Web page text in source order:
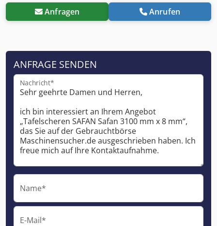
Anfragen Anrufen
ANFRAGE SENDEN
Nachricht*
Name*
E-Mail*